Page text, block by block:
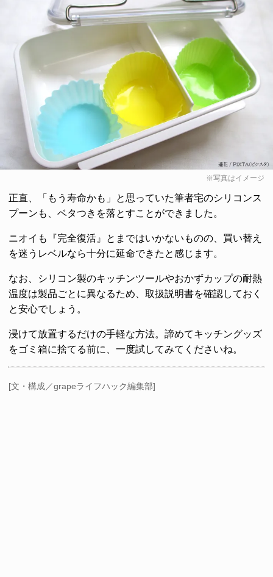
※写真はイメージ
正直、「もう寿命かも」と思っていた筆者宅のシリコンス
プーンも、ベタつきを落とすことができました。
ニオイも『完全復活』とまではいかないものの、買い替え
を迷うレベルなら十分に延命できたと感じます。
なお、シリコン製のキッチンツールやおかずカップの耐熱
温度は製品ごとに異なるため、取扱説明書を確認しておく
と安心でしょう。
浸けて放置するだけの手軽な方法。諦めてキッチングッズ
をゴミ箱に捨てる前に、一度試してみてくださいね。
[文・構成／grapeライフハック編集部]